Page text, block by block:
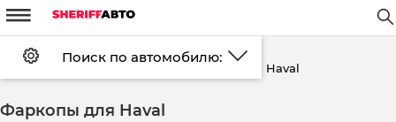
Установка FAQ Оплата
Доставка Контакты
m
W
#
Поиск по автомобилю: d
Главная страница Haval
Фаркопы для Haval